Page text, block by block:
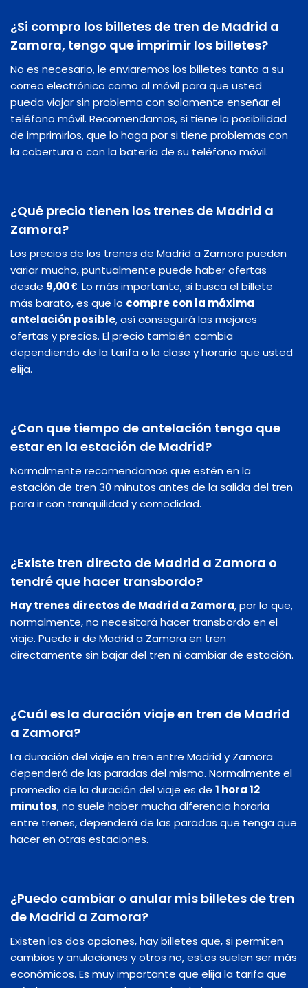
¿Si compro los billetes de tren de Madrid a
Zamora, tengo que imprimir los billetes?
No es necesario, le enviaremos los billetes tanto a su
correo electrónico como al móvil para que usted
pueda viajar sin problema con solamente enseñar el
teléfono móvil. Recomendamos, si tiene la posibilidad
de imprimirlos, que lo haga por si tiene problemas con
la cobertura o con la batería de su teléfono móvil.
¿Qué precio tienen los trenes de Madrid a
Zamora?
Los precios de los trenes de Madrid a Zamora pueden
variar mucho, puntualmente puede haber ofertas
desde 9,00 €. Lo más importante, si busca el billete
más barato, es que lo compre con la máxima
antelación posible, así conseguirá las mejores
ofertas y precios. El precio también cambia
dependiendo de la tarifa o la clase y horario que usted
elija.
¿Con que tiempo de antelación tengo que
estar en la estación de Madrid?
Normalmente recomendamos que estén en la
estación de tren 30 minutos antes de la salida del tren
para ir con tranquilidad y comodidad.
¿Existe tren directo de Madrid a Zamora o
tendré que hacer transbordo?
Hay trenes directos de Madrid a Zamora, por lo que,
normalmente, no necesitará hacer transbordo en el
viaje. Puede ir de Madrid a Zamora en tren
directamente sin bajar del tren ni cambiar de estación.
¿Cuál es la duración viaje en tren de Madrid
a Zamora?
La duración del viaje en tren entre Madrid y Zamora
dependerá de las paradas del mismo. Normalmente el
promedio de la duración del viaje es de 1 hora 12
minutos, no suele haber mucha diferencia horaria
entre trenes, dependerá de las paradas que tenga que
hacer en otras estaciones.
¿Puedo cambiar o anular mis billetes de tren
de Madrid a Zamora?
Existen las dos opciones, hay billetes que, si permiten
cambios y anulaciones y otros no, estos suelen ser más
económicos. Es muy importante que elija la tarifa que